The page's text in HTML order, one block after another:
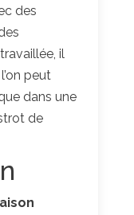
des
il
peut
dans une
de